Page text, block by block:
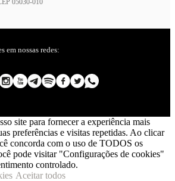
05030-010
em nossas redes:
site para fornecer a experiência mais
preferências e visitas repetidas. Ao clicar
concorda com o uso de TODOS os
pode visitar "Configurações de cookies"
controlado.
Aceitar todos